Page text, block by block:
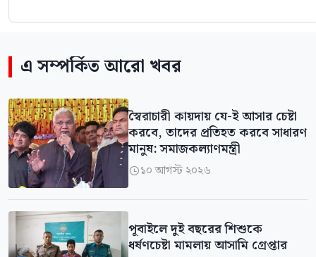
এ সম্পর্কিত আরো খবর
স্বৈরাচারী কায়দায় যে-ই আসার চেষ্টা
করবে, তাদের প্রতিহত করবে সাধারণ
মানুষ: সমাজকল্যাণমন্ত্রী
১০ আগস্ট ২০২৬
পূবাইলে দুই বছরের শিশুকে
ধর্ষণচেষ্টা মামলায় আসামি গ্রেপ্তার